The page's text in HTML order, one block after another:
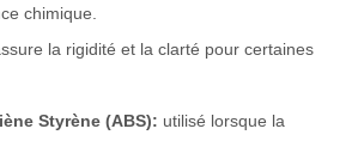
chimique.
la rigidité et la clarté pour certaines
Styrène (ABS): utilisé lorsque la